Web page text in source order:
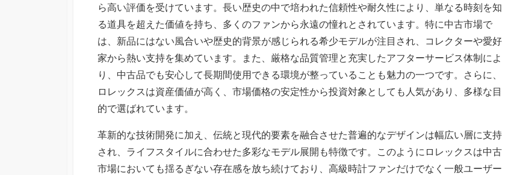
ら高い評価を受けています。長い歴史の中で培われた信頼性や耐久性により、単なる時刻を知
る道具を超えた価値を持ち、多くのファンから永遠の憧れとされています。特に中古市場で
は、新品にはない風合いや歴史的背景が感じられる希少モデルが注目され、コレクターや愛好
家から熱い支持を集めています。また、厳格な品質管理と充実したアフターサービス体制によ
り、中古品でも安心して長期間使用できる環境が整っていることも魅力の一つです。さらに、
ロレックスは資産価値が高く、市場価格の安定性から投資対象としても人気があり、多様な目
的で選ばれています。
革新的な技術開発に加え、伝統と現代的要素を融合させた普遍的なデザインは幅広い層に支持
され、ライフスタイルに合わせた多彩なモデル展開も特徴です。このようにロレックスは中古
市場においても揺るぎない存在感を放ち続けており、高級時計ファンだけでなく一般ユーザー